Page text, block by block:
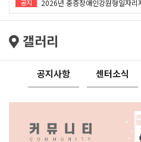
공지 2026년 중증장애인강원형일자리
2026년 원주장애인자립생활센터
2026년 중증장애인동료상담사업
2026년 중증장애인강원형일자
2026년 원주장애인자립생활센
갤러리
공지사항 센터소식